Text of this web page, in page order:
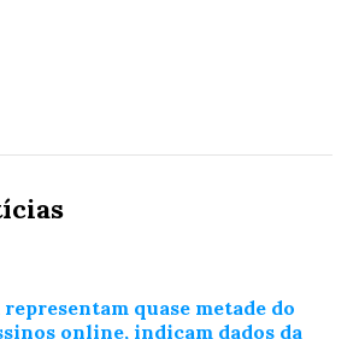
quase metade do
online, indicam dados da